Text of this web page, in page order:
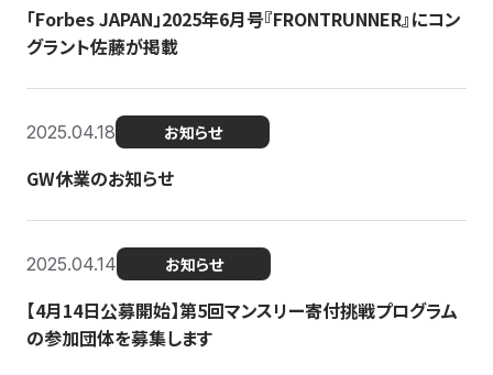
「Forbes JAPAN」2025年6月号『FRONTRUNNER』にコン
グラント佐藤が掲載
2025.04.18 お知らせ
GW休業のお知らせ
2025.04.14 お知らせ
【4月14日公募開始】第5回マンスリー寄付挑戦プログラム
の参加団体を募集します